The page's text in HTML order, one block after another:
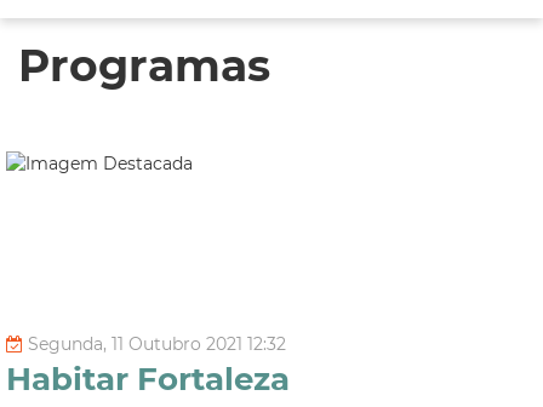
Programas
Segunda, 11 Outubro 2021 12:32
Habitar Fortaleza